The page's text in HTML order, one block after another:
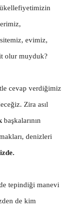
evimiz,
olur muyduk?
cevap verdiğimiz
Zira asıl
başkalarının
denizleri
tepindiği manevi
de kim